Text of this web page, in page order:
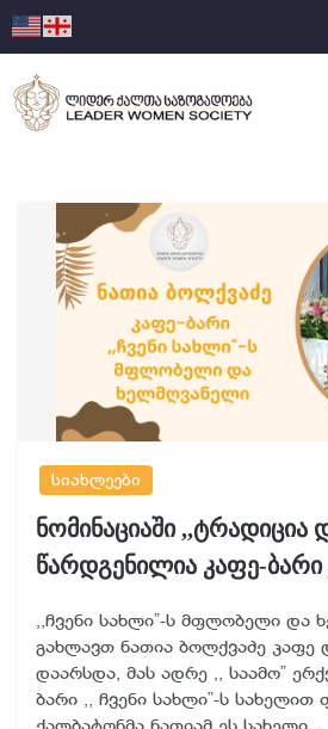
სიახლეები
ნომინაციაში ,,ტრადიცია
წარდგენილია კაფე-ბარი
,,ჩვენი სახლი”-ს მფლობელი და
გახლავთ ნათია ბოლქვაძე კაფე
დაარსდა, მას ადრე ,, საამო”
ბარი ,, ჩვენი სახლი”-ს სახელით